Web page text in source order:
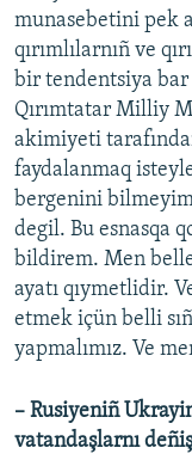
munasebetini pek
qırımlılarnıñ ve
bir tendentsiya bar
Qırımtatar Milliy
akimiyeti
faydalanmaq
bergenini
degil. Bu esnasqa
bildirem. Men
ayatı qıymetlidir.
etmek içün belli
yapmalımız. Ve
– Rusiyeniñ
vatandaşlarnı